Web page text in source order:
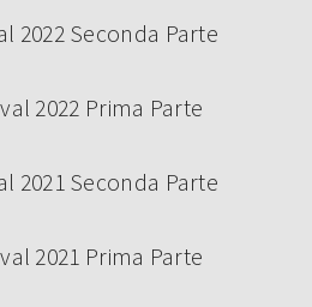
2022 Seconda Parte
2022 Prima Parte
2021 Seconda Parte
2021 Prima Parte